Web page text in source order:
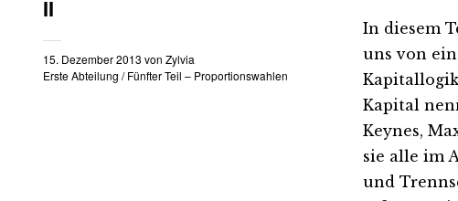
II
15. Dezember 2013 von Zylvia
Erste Abteilung /Fünfter Teil – Proportionswahlen
In diesem
uns von
Kapital
Keynes,
sie alle im
und